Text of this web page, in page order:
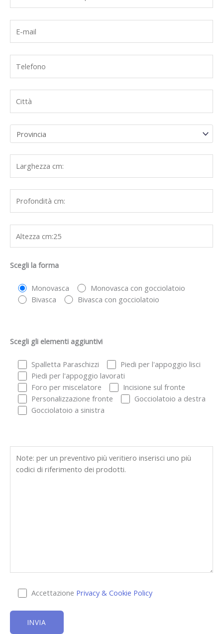
Scegli la forma
Monovasca
Monovasca con gocciolatoio
Bivasca
Bivasca con gocciolatoio
Scegli gli elementi aggiuntivi
Spalletta Paraschizzi
Piedi per l'appoggio lisci
Piedi per l'appoggio lavorati
Foro per miscelatore
Incisione sul fronte
Personalizzazione fronte
Gocciolatoio a destra
Gocciolatoio a sinistra
Accettazione Privacy & Cookie Policy